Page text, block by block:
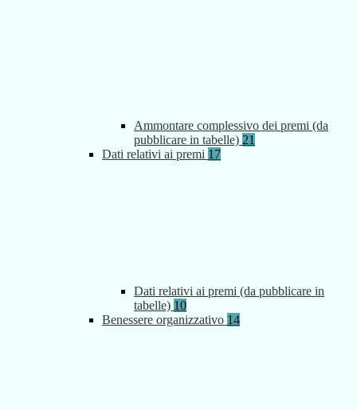
Ammontare complessivo dei premi (da
pubblicare in tabelle) 21
Dati relativi ai premi 17
Dati relativi ai premi (da pubblicare in
tabelle) 10
Benessere organizzativo 14